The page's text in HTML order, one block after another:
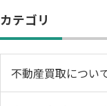
カテゴリ
不動産買取につい